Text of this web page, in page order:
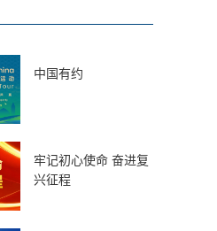
中国有约
牢记初心使命 奋进复
兴征程